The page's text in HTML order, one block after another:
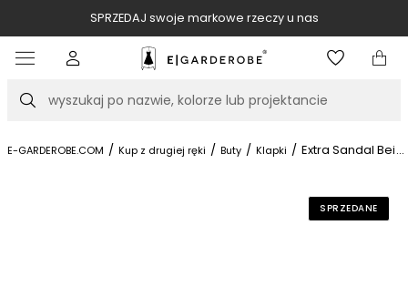
SPRZEDAJ swoje markowe rzeczy u nas
Szukaj
E-GARDEROBE.COM / Kup z drugiej ręki / Buty / Klapki / Extra Sandal ...
SPRZEDANE